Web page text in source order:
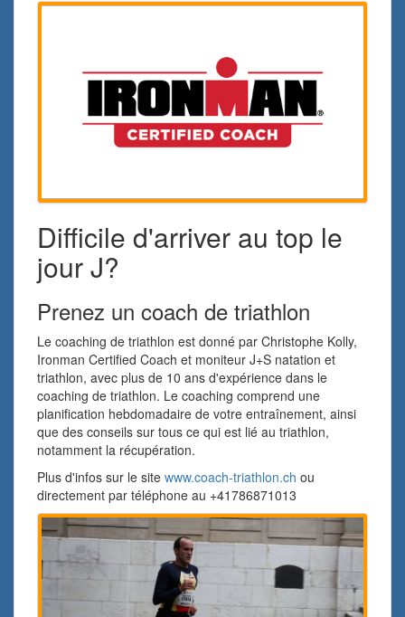
Difficile d'arriver au top le
jour J?
Prenez un coach de triathlon
Le coaching de triathlon est donné par Christophe Kolly,
Ironman Certified Coach et moniteur J+S natation et
triathlon, avec plus de 10 ans d'expérience dans le
coaching de triathlon. Le coaching comprend une
planification hebdomadaire de votre entraînement, ainsi
que des conseils sur tous ce qui est lié au triathlon,
notamment la récupération.
Plus d'infos sur le site www.coach-triathlon.ch ou
directement par téléphone au +41786871013